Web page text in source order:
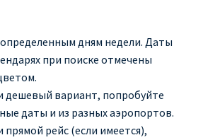
дням недели. Даты
при поиске отмечены
дешевый вариант, попробуйте
даты и из разных аэропортов.
рейс (если имеется),